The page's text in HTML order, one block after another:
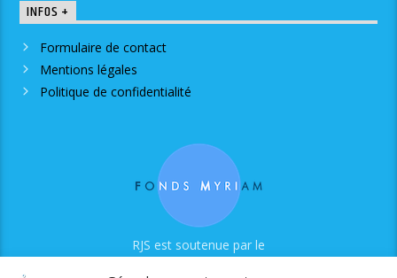
INFOS +
Formulaire de contact
Mentions légales
Politique de confidentialité
RJS est soutenue par le